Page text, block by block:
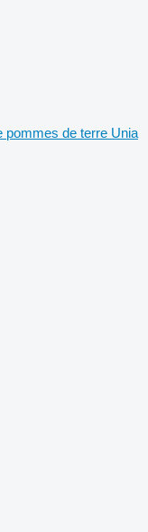
pommes de terre Unia